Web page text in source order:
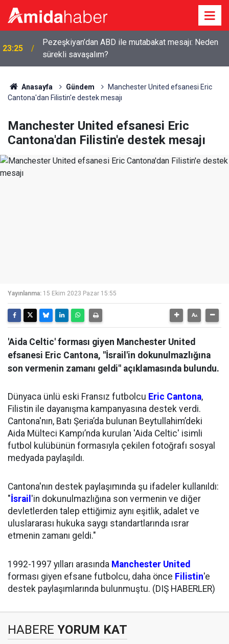
23:25
Pezeşkiyan’dan ABD ile mutabakat mesajı: Neden
sürekli savaşalım?
Anasayfa Gündem
Manchester United efsanesi Eric
Cantona'dan Filistin'e destek mesajı
Manchester United efsanesi Eric
Cantona'dan Filistin'e destek mesajı
Yayınlanma: 15 Ekim 2023 Pazar 15:55
'Aida Celtic' forması giyen Manchester United
efsanesi Eric Cantona, "İsrail'in dokunulmazlığına
son vermenin zamanı geldi" açıklamasında bulundu.
Dünyaca ünlü eski Fransız futbolcu Eric Cantona,
Filistin ile dayanışma kampanyasına destek verdi.
Cantona'nın, Batı Şeria’da bulunan Beytullahim’deki
Aida Mülteci Kampı’nda kurulan 'Aida Celtic' isimli
futbol kulübünün formasıyla çekilen fotoğrafı sosyal
medyada paylaşıldı.
Cantona'nın destek paylaşımında şu ifadeler kullanıldı:
"İsrail 'in dokunulmazlığına son vermenin ve diğer
devletlerden talep ettiğimiz aynı eşitlik, adalet ve
uluslararası hukuka saygı standartlarında ısrar
etmenin zamanı geldi."
1992-1997 yılları arasında Manchester United
forması giyen efsane futbolcu, daha önce Filistin'e
destek paylaşımlarında bulunmuştu. (DIŞ HABERLER)
HABERE YORUM KAT